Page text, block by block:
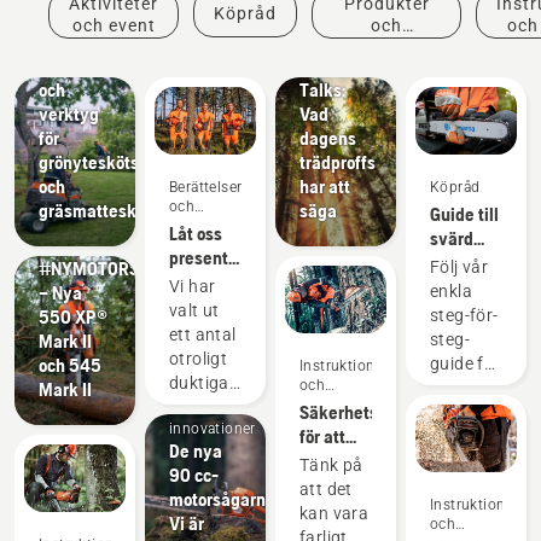
och event
Köpråd
och
Lösningar
Professionell
och
verktyg
för
grönyteskötsel
och
gräsmatteskötsel
Produkter
och
innovationer
#NYMOTORSÅGSGENERATION
– Nya
550 XP®
Mark II
och 545
Mark II
Berättelser
och
inspiration
Låt oss
presentera
Husqvarnas
H-Team
– våra
mest
krävande
Vi har
valt ut
ett antal
otroligt
duktiga
respekterade
ambassadörer
bland
världens
främsta
Produkter
innovationer
De nya
90 cc-
motorsågarna.
Vi är
inspiration
Husqvarna
Talks:
Vad
dagens
trädproffs
har att
säga
Instruktioner
och
guider
Säkerhetskrav
för att
använda
motorsåg
Tänk på
att det
kan vara
Köpråd
Guide till
svärd
och
kedjor
Följ vår
enkla
steg-för-
steg-
guide för
den
perfekta
lösningen
motorsåg
från
Instruktioner
och